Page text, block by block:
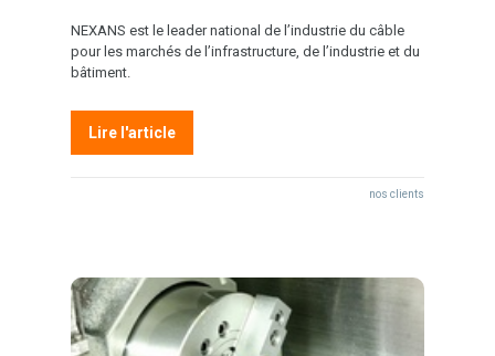
NEXANS est le leader national de l’industrie du câble
pour les marchés de l’infrastructure, de l’industrie et du
bâtiment.
Lire l'article
nos clients